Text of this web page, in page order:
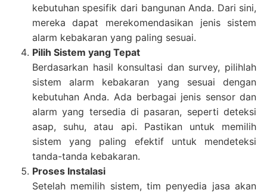
kebutuhan spesifik dari bangunan Anda. Dari sini,
mereka dapat merekomendasikan jenis sistem
alarm kebakaran yang paling sesuai.
Pilih Sistem yang Tepat
Berdasarkan hasil konsultasi dan survey, pilihlah
sistem alarm kebakaran yang sesuai dengan
kebutuhan Anda. Ada berbagai jenis sensor dan
alarm yang tersedia di pasaran, seperti deteksi
asap, suhu, atau api. Pastikan untuk memilih
sistem yang paling efektif untuk mendeteksi
tanda-tanda kebakaran.
Proses Instalasi
Setelah memilih sistem, tim penyedia jasa akan